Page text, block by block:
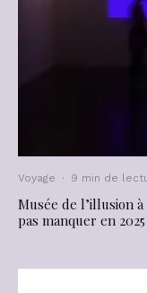
Voyage · 9 min de
Musée de l’illusion
pas manquer en 2025